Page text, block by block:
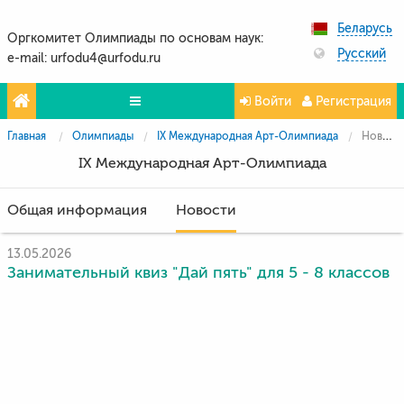
Оргкомитет Олимпиады по основам наук:
e-mail: urfodu4@urfodu.ru
Беларусь
Русский
Олимпиады
Партнёры
Контакты
Фото и видео
Войти Регистрация
Главная Олимпиады IX Международная Арт-Олимпиада Новости
IX Международная Арт-Олимпиада
Общая информация Новости
13.05.2026
Занимательный квиз "Дай пять" для 5 - 8 классов